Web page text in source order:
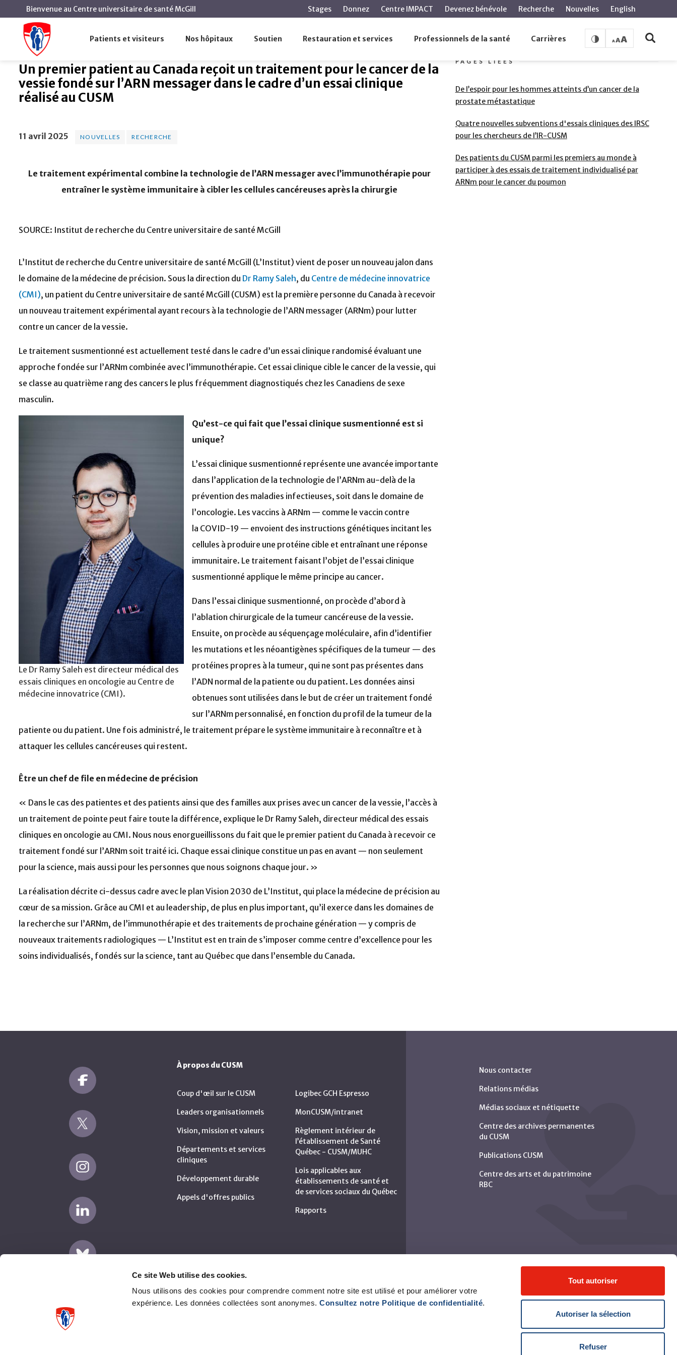
Ce site Web utilise des cookies.
Nous utilisons des cookies pour comprendre comment notre site est utilisé et pour améliorer votre
expérience. Les données collectées sont anonymes.Consultez notre Politique de confidentialité.
Tout autoriser
Autoriser la sélection
Refuser
principal
Patients et visiteurs Nos hôpitaux Soutien Restauration et services Professionnels de la santé Carrières
Stages Donnez Centre IMPACT Devenez bénévole Recherche Nouvelles English
Bienvenue au Centre universitaire de santé McGill
Accueil
Actualités
réalisé au CUSM
Un premier patient au Canada reçoit un traitement pour le cancer de la
vessie fondé sur l’ARN messager dans le cadre d’un essai clinique
réalisé au CUSM
11 avril 2025 NOUVELLES RECHERCHE
Le traitement expérimental combine la technologie de l’ARN messager avec l’immunothérapie pour
entraîner le système immunitaire à cibler les cellules cancéreuses après la chirurgie
SOURCE: Institut de recherche du Centre universitaire de santé McGill
L’Institut de recherche du Centre universitaire de santé McGill (L’Institut) vient de poser un nouveau jalon dans
le domaine de la médecine de précision. Sous la direction du Dr Ramy Saleh, du Centre de médecine innovatrice
(CMI), un patient du Centre universitaire de santé McGill (CUSM) est la première personne du Canada à recevoir
un nouveau traitement expérimental ayant recours à la technologie de l’ARN messager (ARNm) pour lutter
contre un cancer de la vessie.
Le traitement susmentionné est actuellement testé dans le cadre d’un essai clinique randomisé évaluant une
approche fondée sur l’ARNm combinée avec l’immunothérapie. Cet essai clinique cible le cancer de la vessie, qui
se classe au quatrième rang des cancers le plus fréquemment diagnostiqués chez les Canadiens de sexe
masculin.
Le Dr Ramy Saleh est directeur médical des
essais cliniques en oncologie au Centre de
médecine innovatrice (CMI).
Qu’est-ce qui fait que l’essai clinique susmentionné est si
unique?
L’essai clinique susmentionné représente une avancée importante
dans l’application de la technologie de l’ARNm au-delà de la
prévention des maladies infectieuses, soit dans le domaine de
l’oncologie. Les vaccins à ARNm — comme le vaccin contre
la COVID-19 — envoient des instructions génétiques incitant les
cellules à produire une protéine cible et entraînant une réponse
immunitaire. Le traitement faisant l’objet de l’essai clinique
susmentionné applique le même principe au cancer.
Dans l’essai clinique susmentionné, on procède d’abord à
l’ablation chirurgicale de la tumeur cancéreuse de la vessie.
Ensuite, on procède au séquençage moléculaire, afin d’identifier
les mutations et les néoantigènes spécifiques de la tumeur — des
protéines propres à la tumeur, qui ne sont pas présentes dans
l’ADN normal de la patiente ou du patient. Les données ainsi
obtenues sont utilisées dans le but de créer un traitement fondé
sur l’ARNm personnalisé, en fonction du profil de la tumeur de la
patiente ou du patient. Une fois administré, le traitement prépare le système immunitaire à reconnaître et à
attaquer les cellules cancéreuses qui restent.
Être un chef de file en médecine de précision
« Dans le cas des patientes et des patients ainsi que des familles aux prises avec un cancer de la vessie, l’accès à
un traitement de pointe peut faire toute la différence, explique le Dr Ramy Saleh, directeur médical des essais
cliniques en oncologie au CMI. Nous nous enorgueillissons du fait que le premier patient du Canada à recevoir ce
traitement fondé sur l’ARNm soit traité ici. Chaque essai clinique constitue un pas en avant — non seulement
pour la science, mais aussi pour les personnes que nous soignons chaque jour. »
La réalisation décrite ci-dessus cadre avec le plan Vision 2030 de L’Institut, qui place la médecine de précision au
cœur de sa mission. Grâce au CMI et au leadership, de plus en plus important, qu’il exerce dans les domaines de
la recherche sur l’ARNm, de l’immunothérapie et des traitements de prochaine génération — y compris de
nouveaux traitements radiologiques — L’Institut est en train de s’imposer comme centre d’excellence pour les
soins individualisés, fondés sur la science, tant au Québec que dans l’ensemble du Canada.
PAGES LIÉES
De l’espoir pour les hommes atteints d’un cancer de la
prostate métastatique
Quatre nouvelles subventions d'essais cliniques des IRSC
pour les chercheurs de l’IR-CUSM
Des patients du CUSM parmi les premiers au monde à
participer à des essais de traitement individualisé par
ARNm pour le cancer du poumon
À propos du CUSM
Coup d'œil sur le CUSM
Leaders organisationnels
Vision, mission et valeurs
Départements et services
cliniques
Développement durable
Appels d'offres publics
Logibec GCH Espresso
MonCUSM/intranet
Règlement intérieur de
l’établissement de Santé
Québec - CUSM/MUHC
Lois applicables aux
établissements de santé et
de services sociaux du Québec
Rapports
Nous contacter
Relations médias
Médias sociaux et nétiquette
Centre des archives permanentes
du CUSM
Publications CUSM
Centre des arts et du patrimoine
RBC
© Centre universitaire de santé McGill 2026